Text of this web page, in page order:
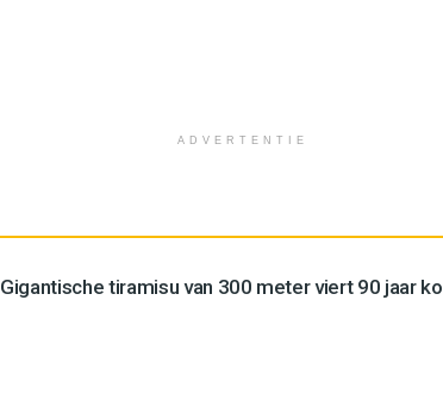
ADVERTENTIE
Gigantische tiramisu van 300 meter viert 90 jaar